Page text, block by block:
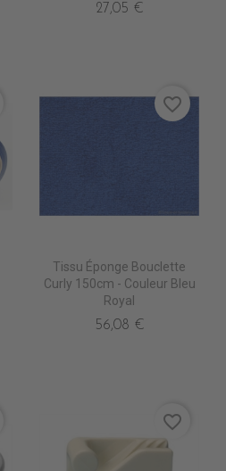
27,05 €
Tissu Éponge Bouclette
Curly 150cm - Couleur Bleu
Royal
56,08 €
favorite_border
favorite_border